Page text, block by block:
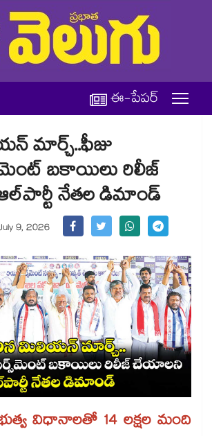
ఈ-పేపర్
మార్చ్‌‌‌‌‌‌‌‌‌‌‌‌‌‌‌‌..ఫీజు
బకాయిలు రిలీజ్
నేతల డిమాండ్‌‌‌‌‌‌‌‌‌‌‌‌‌‌‌‌
9, 2026
విధానాలతో 14 లక్షల మంది